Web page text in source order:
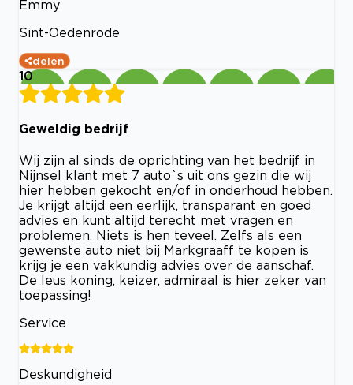
Emmy
Sint-Oedenrode
delen
10
Geweldig bedrijf
Wij zijn al sinds de oprichting van het bedrijf in
Nijnsel klant met 7 auto`s uit ons gezin die wij
hier hebben gekocht en/of in onderhoud hebben.
Je krijgt altijd een eerlijk, transparant en goed
advies en kunt altijd terecht met vragen en
problemen. Niets is hen teveel. Zelfs als een
gewenste auto niet bij Markgraaff te kopen is
krijg je een vakkundig advies over de aanschaf.
De leus koning, keizer, admiraal is hier zeker van
toepassing!
Service
Deskundigheid